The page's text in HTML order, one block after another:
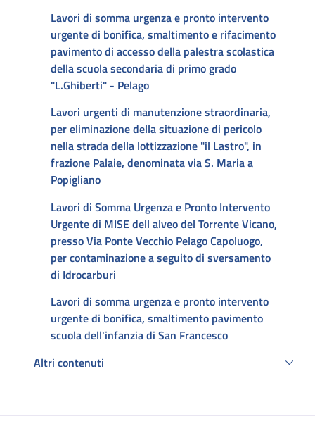
Lavori di somma urgenza e pronto intervento
urgente di bonifica, smaltimento e rifacimento
pavimento di accesso della palestra scolastica
della scuola secondaria di primo grado
"L.Ghiberti" - Pelago
Lavori urgenti di manutenzione straordinaria,
per eliminazione della situazione di pericolo
nella strada della lottizzazione "il Lastro", in
frazione Palaie, denominata via S. Maria a
Popigliano
Lavori di Somma Urgenza e Pronto Intervento
Urgente di MISE dell alveo del Torrente Vicano,
presso Via Ponte Vecchio Pelago Capoluogo,
per contaminazione a seguito di sversamento
di Idrocarburi
Lavori di somma urgenza e pronto intervento
urgente di bonifica, smaltimento pavimento
scuola dell'infanzia di San Francesco
Altri contenuti